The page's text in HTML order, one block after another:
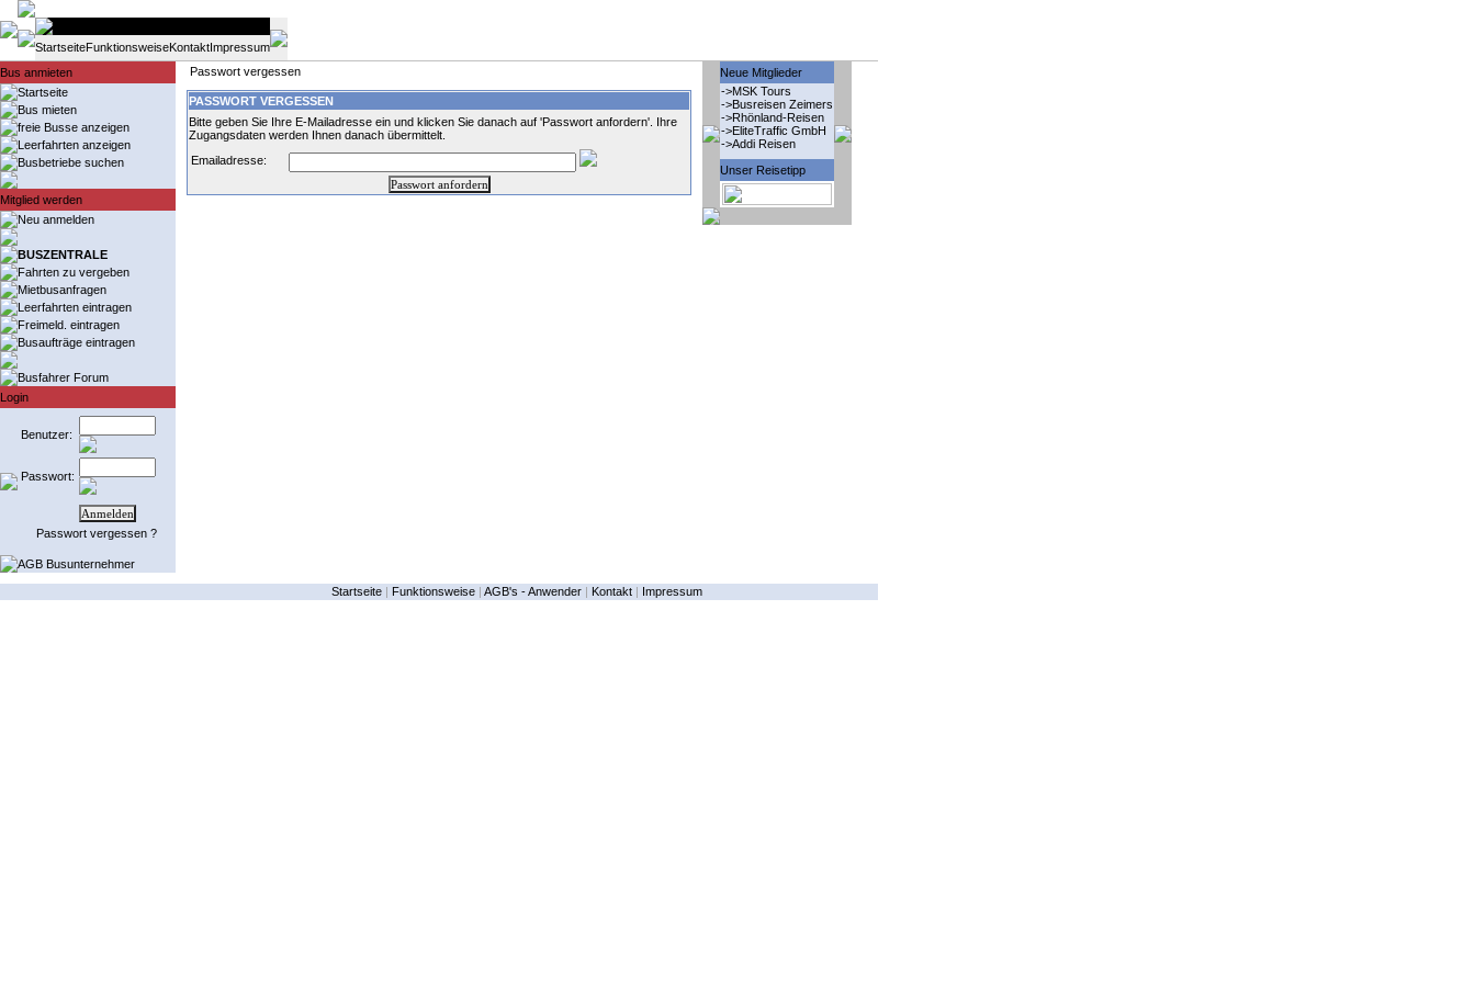
StartseiteFunktionsweiseKontaktImpressum
Bus anmieten
Startseite
Bus mieten
freie Busse anzeigen
Leerfahrten anzeigen
Busbetriebe suchen
Mitglied werden
Neu anmelden
BUSZENTRALE
Fahrten zu vergeben
Mietbusanfragen
Leerfahrten eintragen
Freimeld. eintragen
Busaufträge eintragen
Busfahrer Forum
Login
Benutzer:
Passwort:
Passwort vergessen ?
AGB Busunternehmer
Passwort vergessen
PASSWORT VERGESSEN
Bitte geben Sie Ihre E-Mailadresse ein und klicken Sie danach auf 'Passwort anfordern'. Ihre
Zugangsdaten werden Ihnen danach übermittelt.
Emailadresse:
Neue Mitglieder
->MSK Tours
->Busreisen Zeimers
->Rhönland-Reisen
->EliteTraffic GmbH
->Addi Reisen
Unser Reisetipp
Startseite | Funktionsweise | AGB's - Anwender | Kontakt | Impressum